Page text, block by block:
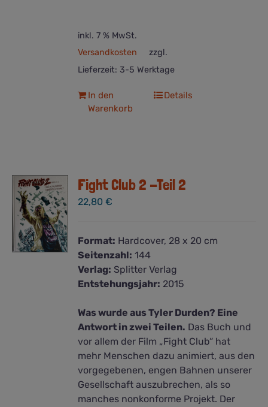
inkl. 7 % MwSt.
zzgl.
Versandkosten
Lieferzeit: 3-5 Werktage
In den
Warenkorb
Details
Fight Club 2 -Teil 2
22,80€
Format: Hardcover, 28 x 20 cm
Seitenzahl: 144
Verlag: Splitter Verlag
Entstehungsjahr: 2015
Was wurde aus Tyler Durden? Eine
Antwort in zwei Teilen. Das Buch und
vor allem der Film „Fight Club“ hat
mehr Menschen dazu animiert, aus den
vorgegebenen, engen Bahnen unserer
Gesellschaft auszubrechen, als so
manches nonkonforme Projekt. Der